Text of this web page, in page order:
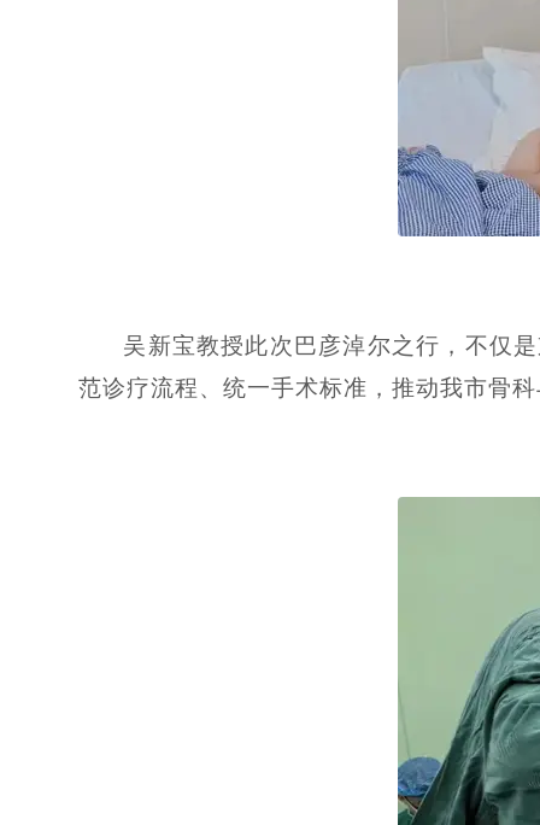
吴新宝教授此次巴彦淖尔之行，不仅
范诊疗流程、统一手术标准，推动我市骨